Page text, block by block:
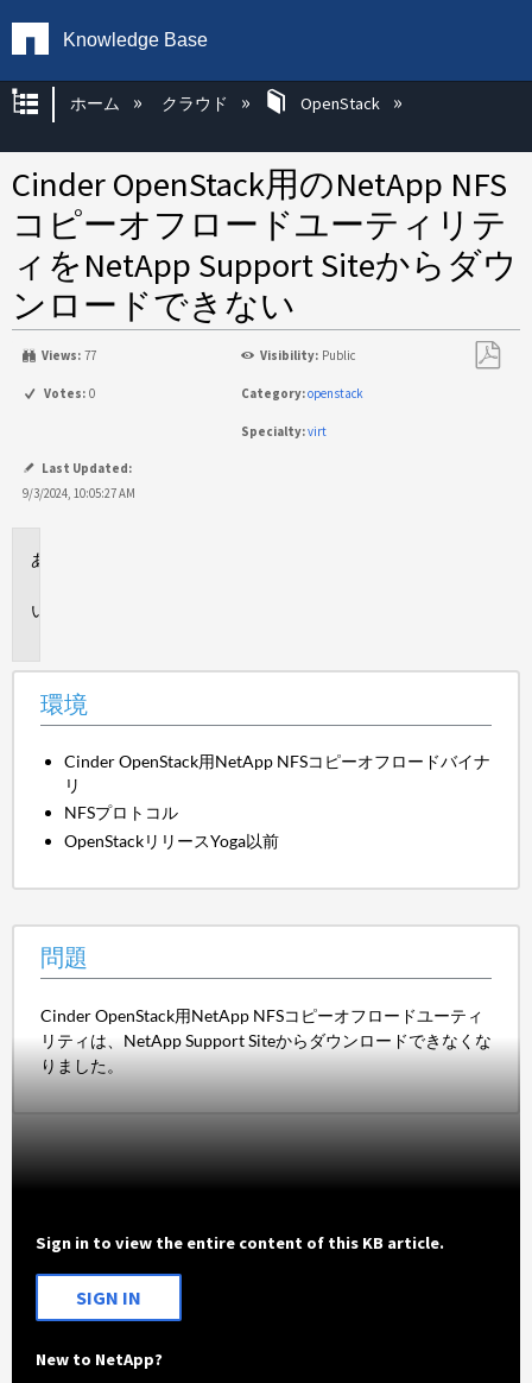
Knowledge Base
グローバル階層を展開/折りたたむ
ホーム クラウド OpenStack
Cinder OpenStack用のNetApp NFS
コピーオフロードユーティリテ
ィをNetApp Support Siteからダウ
ンロードできない
Views: 77 Visibility: Public
Votes: 0 Category:openstack
Specialty:virt
Last Updated:
9/3/2024, 10:05:27 AM
環境
Cinder OpenStack用NetApp NFSコピーオフロードバイナ
リ
NFSプロトコル
OpenStackリリースYoga以前
問題
Cinder OpenStack用NetApp NFSコピーオフロードユーティ
リティは、NetApp Support Siteからダウンロードできなくな
りました。
Sign in to view the entire content of this KB article.
SIGN IN
New to NetApp?